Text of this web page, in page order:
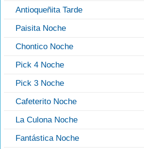
Antioqueñita Tarde
Paisita Noche
Chontico Noche
Pick 4 Noche
Pick 3 Noche
Cafeterito Noche
La Culona Noche
Fantástica Noche